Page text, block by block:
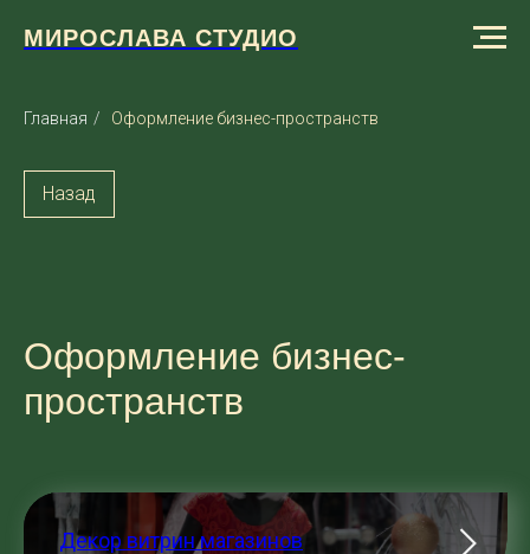
МИРОСЛАВА СТУДИО
Главная / Оформление бизнес-пространств
Назад
Оформление бизнес-
пространств
Декор витрин магазинов